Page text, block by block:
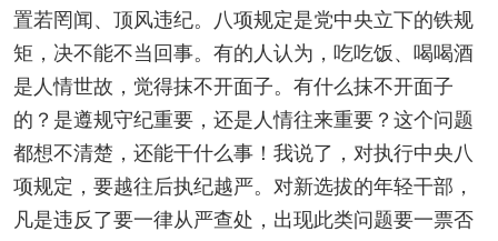
置若罔闻、顶风违纪。八项规定是党中央立下的铁规
矩，决不能不当回事。有的人认为，吃吃饭、喝喝酒
是人情世故，觉得抹不开面子。有什么抹不开面子
的？是遵规守纪重要，还是人情往来重要？这个问题
都想不清楚，还能干什么事！我说了，对执行中央八
项规定，要越往后执纪越严。对新选拔的年轻干部，
凡是违反了要一律从严查处，出现此类问题要一票否